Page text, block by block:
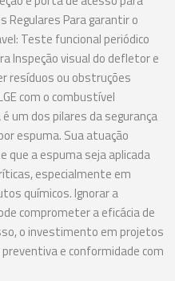
Para garantir o
Teste funcional periódico
Inspeção visual do defletor e
resíduos ou obstruções
com o combustível
um dos pilares da segurança
espuma. Sua atuação
que a espuma seja aplicada
especialmente em
químicos. Ignorar a
comprometer a eficácia de
o investimento em projetos
e conformidade com